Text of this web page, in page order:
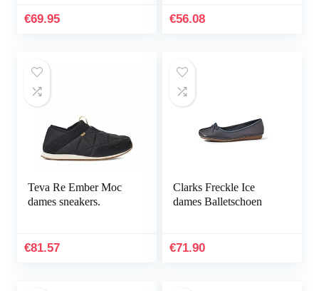
€69.95 €56.08
Teva Re Ember Moc
dames sneakers.
€81.57
Clarks Freckle Ice
dames Balletschoen
€71.90